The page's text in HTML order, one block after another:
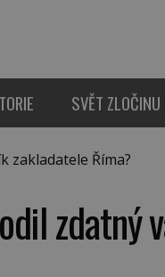
SVĚT ZLOČINU
zakladatele Říma?
zdatný